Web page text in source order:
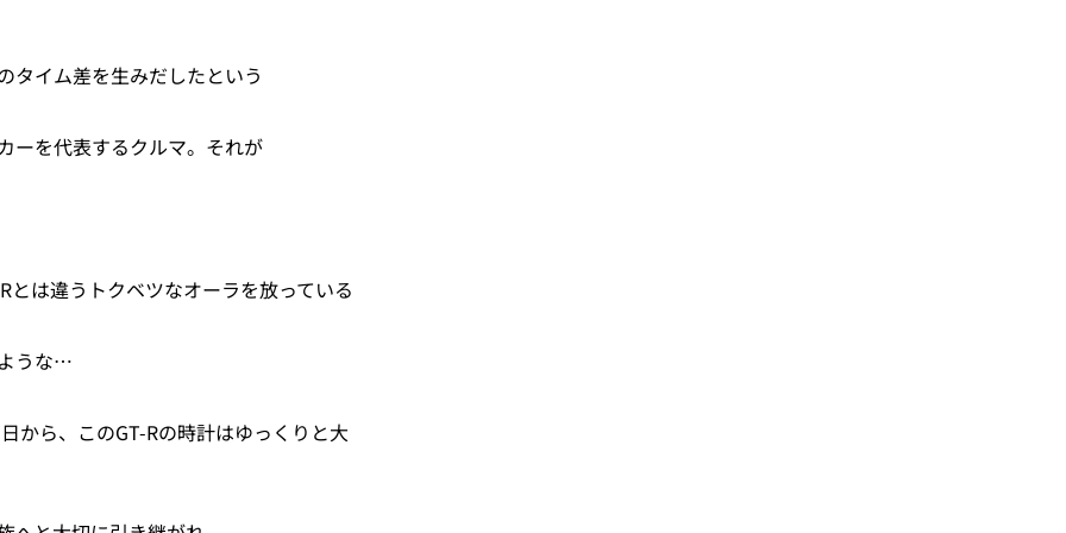
タイム差を生みだしたという
ーを代表するクルマ。それが
は違うトクベツなオーラを放っている
うな…
から、このGT-Rの時計はゆっくりと大